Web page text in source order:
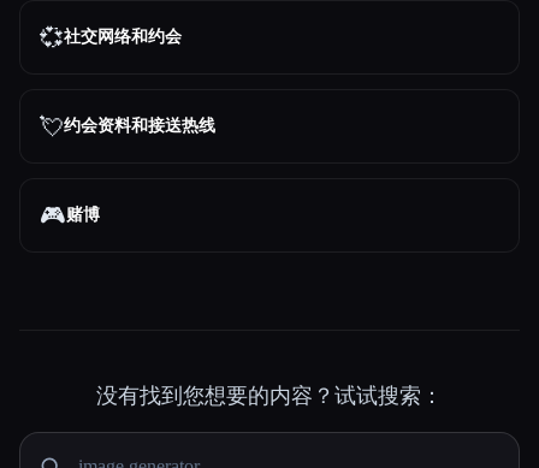
💞社交网络和约会
💘约会资料和接送热线
🎮赌博
没有找到您想要的内容？试试搜索：